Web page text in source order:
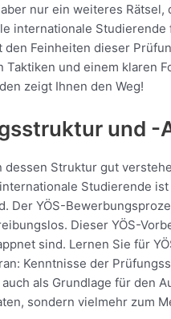
nur ein weiteres
internationale
Feinheiten dieser
und einem klaren
zeigt Ihnen den Weg!
und -
dessen Struktur gut
Studierende
Der YÖS-
Dieser YÖS-
sind. Lernen Sie für
Kenntnisse der
als Grundlage für den
sondern vielmehr zum